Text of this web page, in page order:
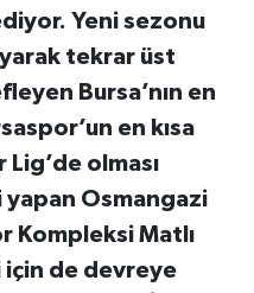
Yeni sezonu
tekrar üst
Bursa’nın en
en kısa
olması
yapan Osmangazi
Kompleksi Matlı
için de devreye